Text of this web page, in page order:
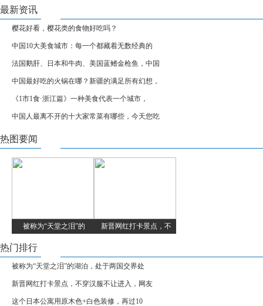
最新资讯
樱花好看，樱花类的食物好吃吗？
中国10大美食城市：每一个都藏着无数经典的
法国鹅肝、日本和牛肉、美国蓝鳍金枪鱼，中国
中国最好吃的火锅在哪？新疆的满足所有幻想，
《1市1食·浙江篇》一种美食代表一个城市，
中国人最离不开的十大家常菜有哪些，今天您吃
热图要闻
被称为“天堂之泪”的 新晋网红打卡景点，不
热门排行
被称为“天堂之泪”的湖泊，处于两国交界处
新晋网红打卡景点，不穿汉服不让进入，网友
这个日本公寓用原木色+白色装修，再过10